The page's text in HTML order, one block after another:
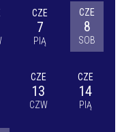
CZE
7
PIĄ
CZE
8
SOB
CZE
13
CZW
CZE
14
PIĄ